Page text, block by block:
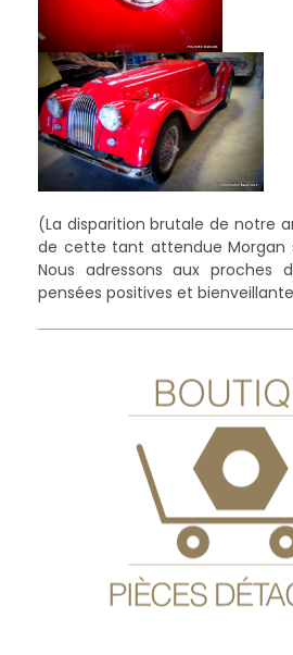
(La disparition brutale de notre
de cette tant attendue Morgan
Nous adressons aux proches
pensées positives et
Boutique
Vous avez besoin de
réparer votre
Visitez notre
boutique en